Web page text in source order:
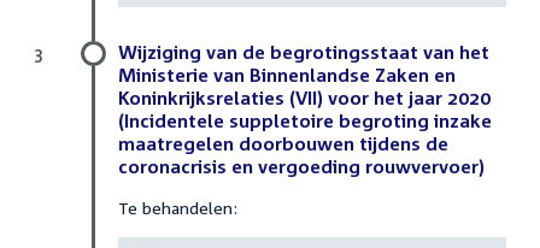
Wijziging van de begrotingsstaat van het
Ministerie van Binnenlandse Zaken en
Koninkrijksrelaties (VII) voor het jaar 2020
(Incidentele suppletoire begroting inzake
maatregelen doorbouwen tijdens de
coronacrisis en vergoeding rouwvervoer)
Te behandelen:
3